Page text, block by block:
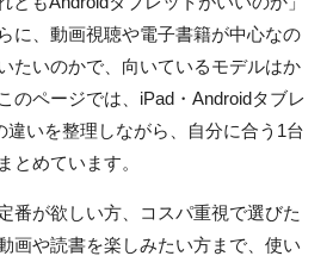
に、動画視聴や電子書籍が中心なの
たいのかで、向いているモデルはか
のページでは、iPad・Androidタブレ
違いを整理しながら、自分に合う1台
とめています。
番が欲しい方、コスパ重視で選びた
画や読書を楽しみたい方まで、使い